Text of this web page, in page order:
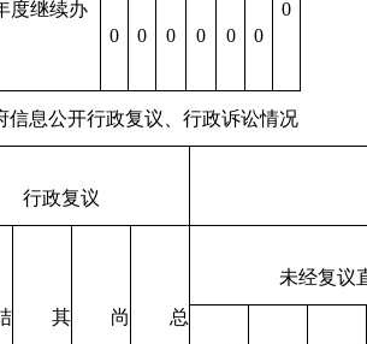
度继续办
0 0 0 0 0 0
0
信息公开行政复议、行政诉讼情况
行政复议
其 尚 总
未经复议